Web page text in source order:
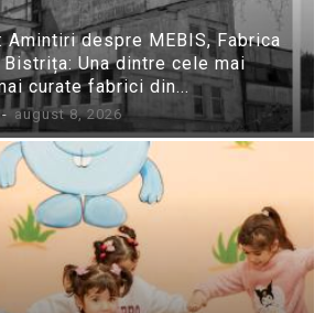
Amintiri despre MEBIS, Fabrica
Una dintre cele mai
curate fabrici din...
- august 8, 2026